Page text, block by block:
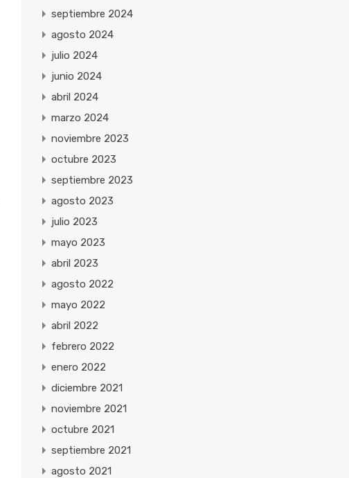
septiembre 2024
agosto 2024
julio 2024
junio 2024
abril 2024
marzo 2024
noviembre 2023
octubre 2023
septiembre 2023
agosto 2023
julio 2023
mayo 2023
abril 2023
agosto 2022
mayo 2022
abril 2022
febrero 2022
enero 2022
diciembre 2021
noviembre 2021
octubre 2021
septiembre 2021
agosto 2021